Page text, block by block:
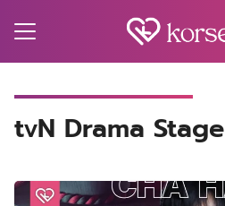
tvN Drama Stage